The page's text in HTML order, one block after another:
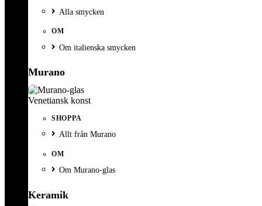
Alla smycken
OM
Om italienska smycken
Murano
Venetiansk konst
SHOPPA
Allt från Murano
OM
Om Murano-glas
Keramik